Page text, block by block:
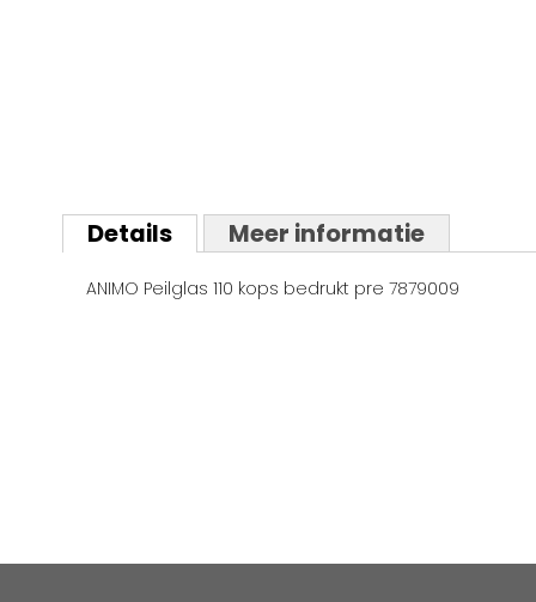
naar
het
van
Details
ANIMO Peilglas 110 kops bedrukt pre 7879009
Meer informatie